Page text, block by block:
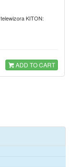
KITON:
ADD TO CART